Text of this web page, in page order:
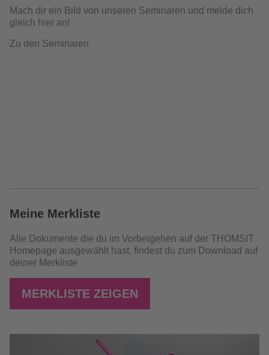
Mach dir ein Bild von unseren Seminaren und melde dich
gleich hier an!
Zu den Seminaren
Meine Merkliste
Alle Dokumente die du im Vorbeigehen auf der THOMSIT
Homepage ausgewählt hast, findest du zum Download auf
deiner Merkliste
MERKLISTE ZEIGEN